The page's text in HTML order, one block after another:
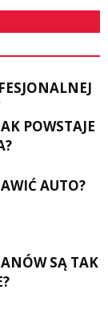
POWSTAJE
AUTO?
SĄ TAK